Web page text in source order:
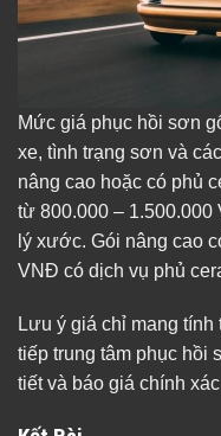
Mức giá phục hồi sơn
xe, tình trạng sơn và
nâng cao hoặc có phủ
từ 800.000 –
lý xước. Gói nâng cao
VNĐ có dịch vụ phủ
Lưu ý giá chỉ mang
tiếp trung tâm phục hồi
tiết và báo giá chính